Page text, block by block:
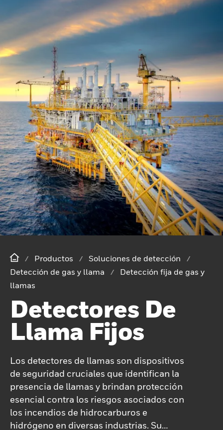
Productos
Soluciones de detección
Detección de gas y llama
Detección fija de gas y
llamas
Detectores De
Llama Fijos
Los detectores de llamas son dispositivos
de seguridad cruciales que identifican la
presencia de llamas y brindan protección
esencial contra los riesgos asociados con
los incendios de hidrocarburos e
hidrógeno en diversas industrias. Su